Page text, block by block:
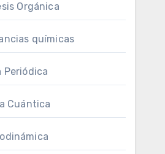
Orgánica
químicas
Periódica
Cuántica